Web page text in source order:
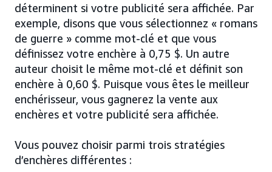
déterminent si votre publicité sera affichée. Par
exemple, disons que vous sélectionnez « romans
de guerre » comme mot-clé et que vous
définissez votre enchère à 0,75 $. Un autre
auteur choisit le même mot-clé et définit son
enchère à 0,60 $. Puisque vous êtes le meilleur
enchérisseur, vous gagnerez la vente aux
enchères et votre publicité sera affichée.
Vous pouvez choisir parmi trois stratégies
d’enchères différentes :